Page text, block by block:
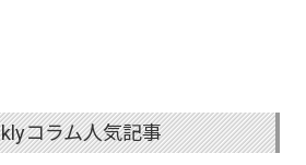
コラム人気記事